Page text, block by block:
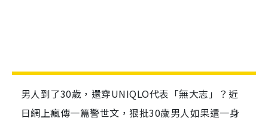
男人到了30歲，還穿UNIQLO代表「無大志」？近
日網上瘋傳一篇警世文，狠批30歲男人如果還一身